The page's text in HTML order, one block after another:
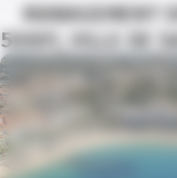
MANAGEMENT
50001, VILLE DE